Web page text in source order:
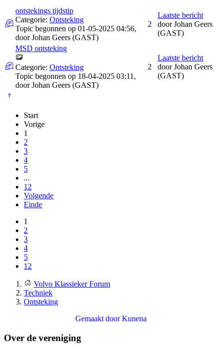
ontstekings tijdstip
Categorie: Ontsteking
Topic begonnen op 01-05-2025 04:56,
doorJohan Geers (GAST)
2
Laatste bericht
doorJohan Geers
(GAST)
MSD ontsteking
Categorie: Ontsteking
Topic begonnen op 18-04-2025 03:11,
doorJohan Geers (GAST)
2
Laatste bericht
doorJohan Geers
(GAST)
Start
Vorige
1
2
3
4
5
...
12
Volgende
Einde
1
2
3
4
5
12
Volvo Klassieker Forum
Techniek
Ontsteking
Gemaakt doorKunena
Over de vereniging